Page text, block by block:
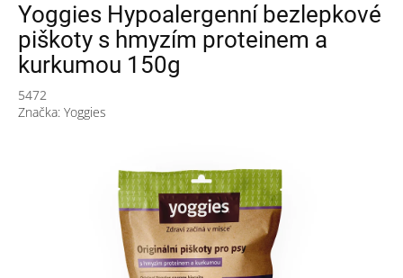
Yoggies Hypoalergenní bezlepkové
piškoty s hmyzím proteinem a
kurkumou 150g
5472
Značka: Yoggies